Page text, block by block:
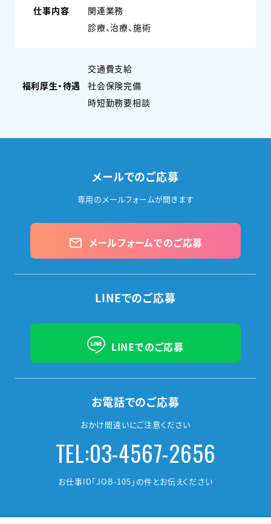
仕事内容
関連業務
診療、治療、施術
福利厚生・待遇
交通費支給
社会保険完備
時短勤務要相談
メールでのご応募
専用のメールフォームが開きます
mail_outline メールフォームでのご応募
LINEでのご応募
LINEでのご応募
お電話でのご応募
おかけ間違いにご注意ください
TEL:03-4567-2656
お仕事ID「JOB-105」の件とお伝えください